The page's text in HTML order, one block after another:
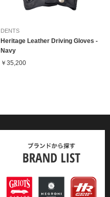
DENTS
Heritage Leather Driving Gloves -
Navy
￥35,200